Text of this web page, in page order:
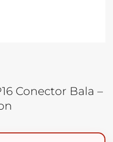
Conector Bala –